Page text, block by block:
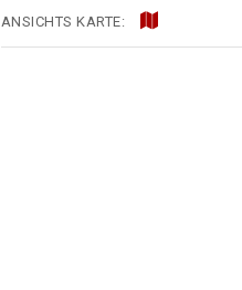
ANSICHTS KARTE: